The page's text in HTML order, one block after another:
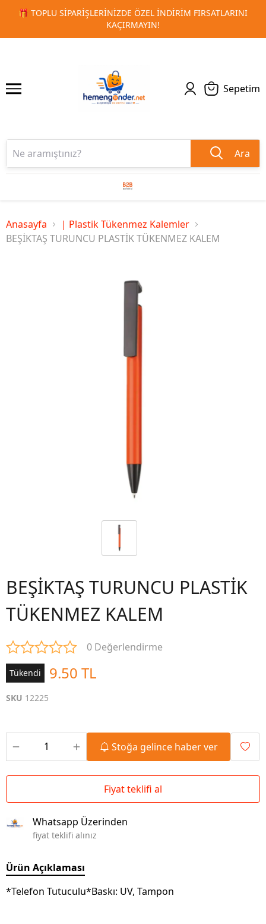
FIRSATLARINI
🚀 KURUMSAL PROMOSYON VE MATBAA
1 2
Sepetim
Ara
Anasayfa
| Plastik Tükenmez Kalemler
BEŞİKTAŞ TURUNCU PLASTİK TÜKENMEZ KALEM
BEŞİKTAŞ TURUNCU PLASTİK
TÜKENMEZ KALEM
0 Değerlendirme
Tükendi 9.50 TL
SKU 12225
Stoğa gelince haber ver
Fiyat teklifi al
Whatsapp Üzerinden
fiyat teklifi alınız
Ürün Açıklaması
*Telefon Tutuculu*Baskı: UV, Tampon